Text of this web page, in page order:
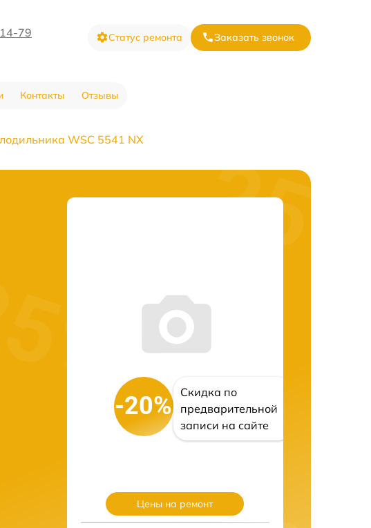
79 Статус ремонта Заказать звонок
Контакты Отзывы
WSC 5541 NX
-20%
Скидка по
предварительной
записи на сайте
Цены на ремонт